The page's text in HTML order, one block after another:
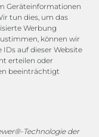
Geräteinformationen
tun dies, um das
Werbung
können wir
auf dieser Website
erteilen oder
beeinträchtigt
Technologie der